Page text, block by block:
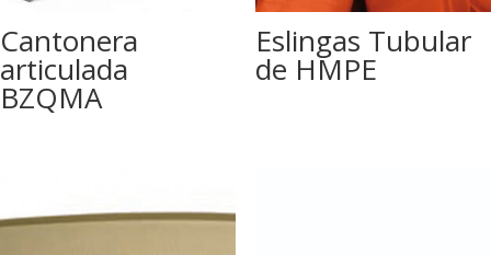
Cantonera
articulada
BZQMA
Eslingas Tubular
de HMPE